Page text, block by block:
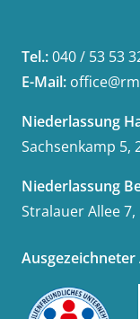
Tel.:040 / 53 53
E-Mail:
Niederlassung
Sachsenkamp 5,
Niederlassung
Stralauer Allee 7,